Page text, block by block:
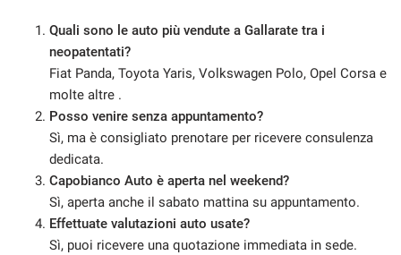
Quali sono le auto più vendute a Gallarate tra i
neopatentati?
Fiat Panda, Toyota Yaris, Volkswagen Polo, Opel Corsa e
molte altre .
Posso venire senza appuntamento?
Sì, ma è consigliato prenotare per ricevere consulenza
dedicata.
Capobianco Auto è aperta nel weekend?
Sì, aperta anche il sabato mattina su appuntamento.
Effettuate valutazioni auto usate?
Sì, puoi ricevere una quotazione immediata in sede.
Cookie di marketing
Leggi
la
cookie
policy
Salva
le
impostazioni